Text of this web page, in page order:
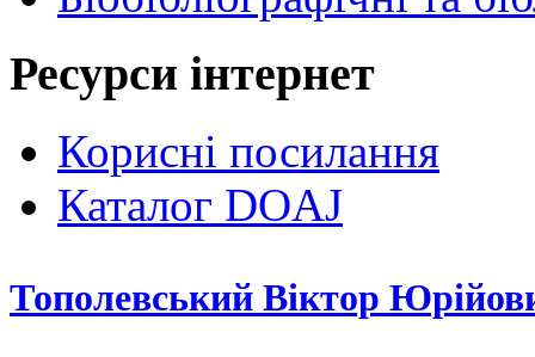
Ресурси інтернет
Корисні посилання
Каталог DOAJ
Тополевський Віктор